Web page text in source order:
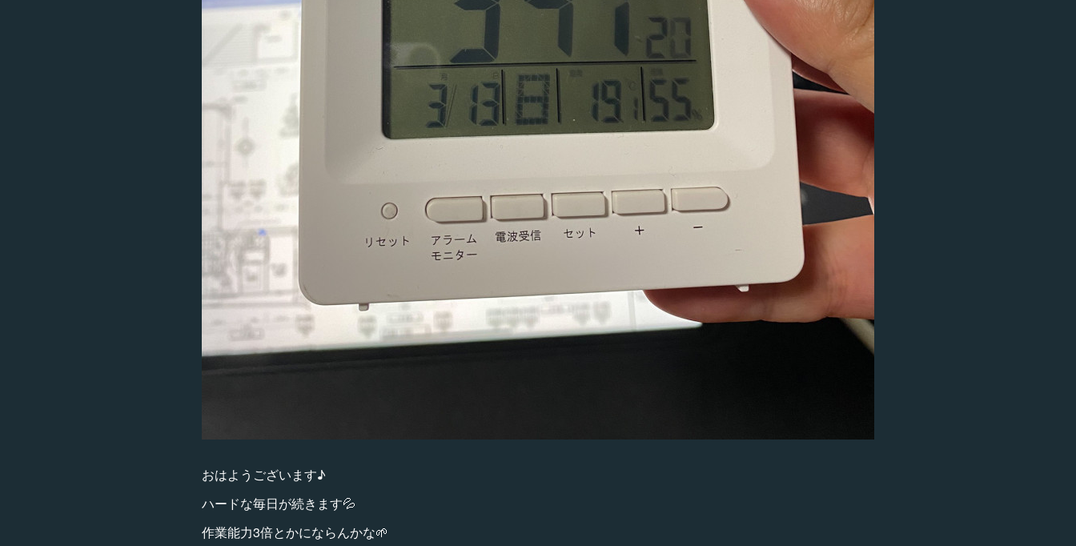
おはようございます♪
ハードな毎日が続きます💦
作業能力3倍とかにならんかな🌱